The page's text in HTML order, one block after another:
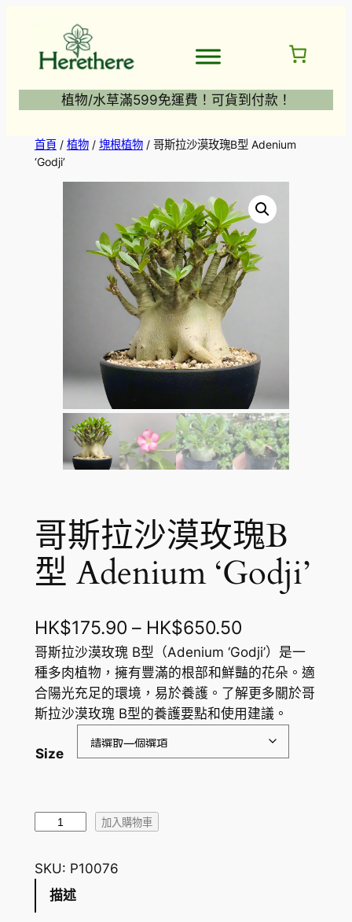
植物/水草滿599免運費！可貨到付款！
首頁/ 植物/ 塊根植物/ 哥斯拉沙漠玫瑰B型 Adenium
‘Godji’
哥斯拉沙漠玫瑰B
型 Adenium ‘Godji’
HK$175.90 – HK$650.50價
格
範
圍
H
哥斯拉沙漠玫瑰 B型（Adenium ‘Godji’）是一
種多肉植物，擁有豐滿的根部和鮮豔的花朵。適
合陽光充足的環境，易於養護。了解更多關於哥
斯拉沙漠玫瑰 B型的養護要點和使用建議。
Size
拉
沙
加入購物車
SKU: P10076
描述